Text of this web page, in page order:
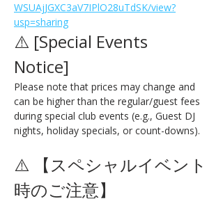
WSUAjJGXC3aV7IPlO28uTdSK/view?
usp=sharing
⚠️ [Special Events
Notice]
Please note that prices may change and
can be higher than the regular/guest fees
during special club events (e.g., Guest DJ
nights, holiday specials, or count-downs).
⚠️ 【スペシャルイベント
時のご注意】